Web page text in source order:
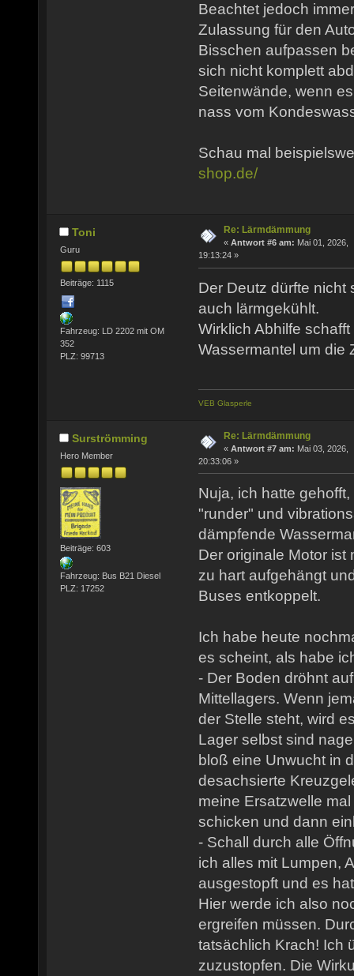
Beachtet jedoch
Zulassung für den
Bisschen aufpassen
sich nicht komplett
Seitenwände, wenn
nass vom
Schau mal
shop.de/
Toni
Guru
Beiträge: 1115
Fahrzeug: LD 2202 mit OM
352
PLZ: 99713
Re: Lärmdämmung
« Antwort #6 am: Mai 01, 2026,
19:13:24 »
Der Deutz dürfte nicht
auch lärmgekühlt.
Wirklich Abhilfe
Wassermantel um
VEB Glasperle
Surströmming
Hero Member
Beiträge: 603
Fahrzeug: Bus B21 Diesel
PLZ: 17252
Re: Lärmdämmung
« Antwort #7 am: Mai 03, 2026,
20:33:06 »
Nuja, ich hatte
"runder" und
dämpfende
Der originale Motor ist
zu hart aufgehängt
Buses entkoppelt.
Ich habe heute
es scheint, als habe
- Der Boden dröhnt
Mittellagers. Wenn
der Stelle steht, wird
Lager selbst sind
bloß eine Unwucht in
desachsierte
meine Ersatzwelle
schicken und dann
- Schall durch alle
ich alles mit Lumpen,
ausgestopft und es
Hier werde ich also
ergreifen müssen.
tatsächlich Krach! Ich
zuzustopfen. Die